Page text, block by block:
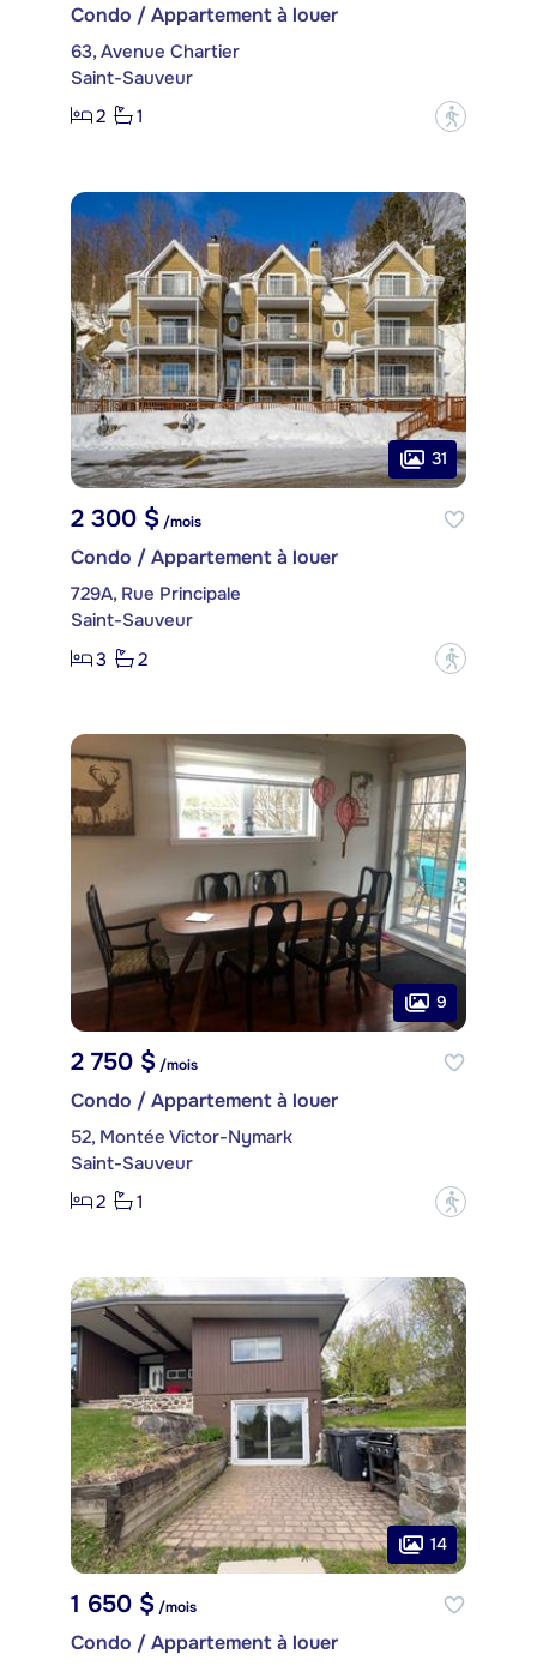
Condo / Appartement à louer
63, Avenue Chartier
Saint-Sauveur
2
1 ?
31
2 300 $/mois
Condo / Appartement à louer
729A, Rue Principale
Saint-Sauveur
3
2 ?
9
2 750 $ /mois
Condo / Appartement à louer
52, Montée Victor-Nymark
Saint-Sauveur
2
1 ?
14
1 650 $/mois
Condo / Appartement à louer